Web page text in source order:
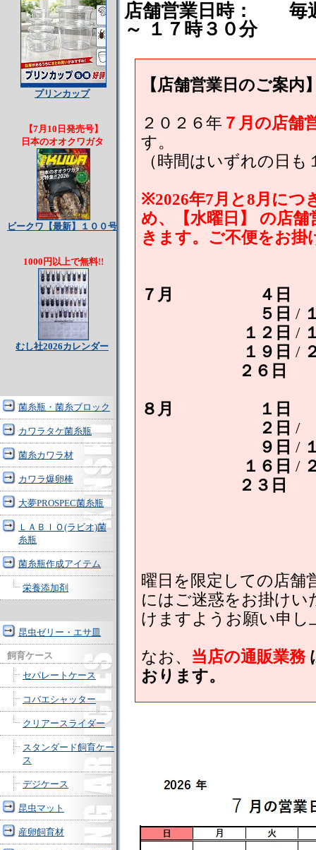
店舗営業日時： 毎
～ １７時３０分
【店舗営業日のご案内
２０２６年 ７月の店舗
す。
（時間はいずれの日
※2026年7月と8月につ
め、【水曜日】 の店
きます。ご不便をお掛
７月
４日
５日 /
１２日 /
１９日 /
２６日
８月
１日
２日 /
９ 日 /
１６日 /
２３日
曜日を限定しての店舗
にはご迷惑をお掛けい
けますようお願い申
なお、 当店の通販業務
おります。
プリンカップ
【7月10日発売号】
日本のオオクワガタ
ビークワ【最新】１００号
1000円以上で無料!!
むし社2026カレンダー
菌糸瓶・菌糸ブロック
カワラタケ菌糸瓶
菌糸カワラ材
カワラ爆卵棒
大夢PROSPEC菌糸瓶
ＬＡＢＩＯ(ラビオ)菌
糸瓶
菌糸瓶作成アイテム
栄養添加剤
昆虫ゼリー・エサ皿
飼育ケース
セパレートケース
コバエシャッター
クリアースライダー
スタンダード飼育ケー
ス
デジケース
昆虫マット
産卵飼育材